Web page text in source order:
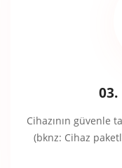
Cihazının güvenle
(bknz: Cihaz